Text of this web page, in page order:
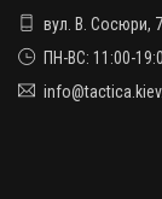
вул. В. Сосюри,
ПН-ВС: 11:00-